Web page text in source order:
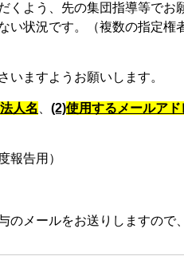
くよう、先の集団指導等でお
い状況です。（複数の指定権
いますようお願いします。
法人名 (2)使用するメールアド
報告用）
メールをお送りしますので